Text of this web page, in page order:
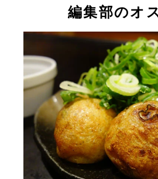
編集部のオ